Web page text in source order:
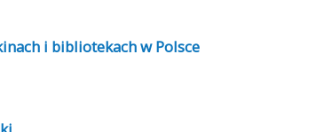
i bibliotekach w Polsce